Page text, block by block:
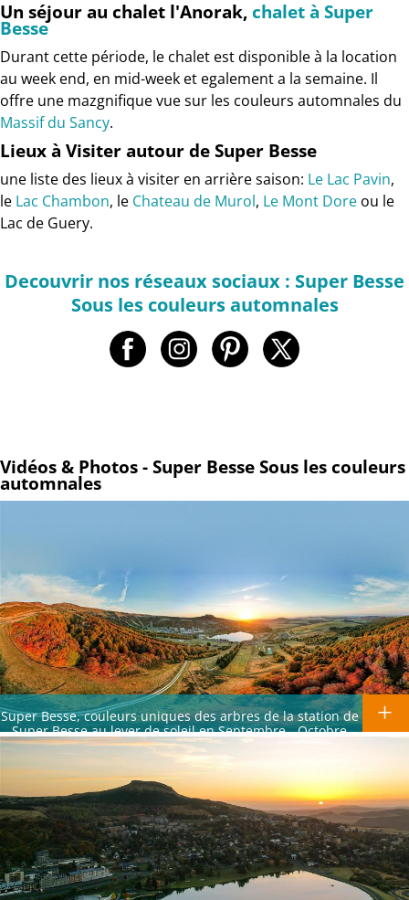
Un séjour au chalet l'Anorak, chalet à Super
Besse
Durant cette période, le chalet est disponible à la location
au week end, en mid-week et egalement a la semaine. Il
offre une mazgnifique vue sur les couleurs automnales du
Massif du Sancy.
Lieux à Visiter autour de Super Besse
une liste des lieux à visiter en arrière saison: Le Lac Pavin,
le Lac Chambon, le Chateau de Murol, Le Mont Dore ou le
Lac de Guery.
Decouvrir nos réseaux sociaux : Super Besse
Sous les couleurs automnales
Vidéos & Photos - Super Besse Sous les couleurs
automnales
Super Besse, couleurs uniques des arbres de la station de
Super Besse au lever de soleil en Septembre - Octobre